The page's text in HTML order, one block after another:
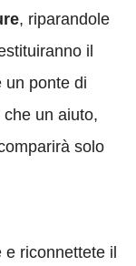
, riparandole
il
un ponte di
un aiuto,
solo
riconnettete il